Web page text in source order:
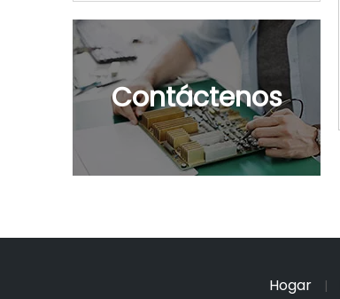
Película de PVC
Poliuretano
Papel estucado a base de agua
Contáctenos
Hogar |